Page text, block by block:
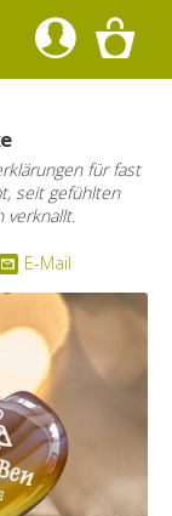
für fast
seit gefühlten
verknallt.
E-Mail